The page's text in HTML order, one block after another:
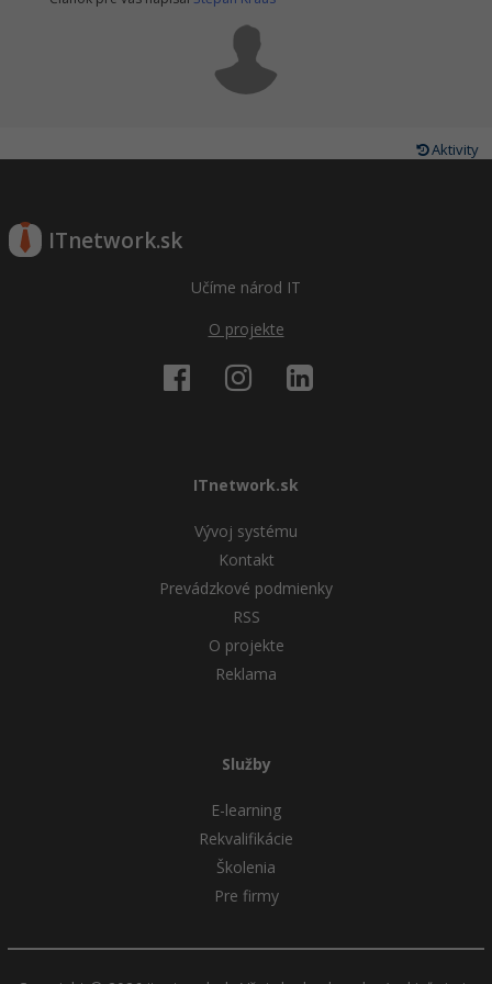
Aktivity
ITnetwork.sk
Učíme národ IT
O projekte
ITnetwork.sk
Vývoj systému
Kontakt
Prevádzkové podmienky
RSS
O projekte
Reklama
Služby
E-learning
Rekvalifikácie
Školenia
Pre firmy